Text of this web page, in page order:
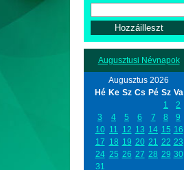
Augusztusi Névnapok
Augusztus 2026
Hé Ke Sz Cs Pé Sz Va
1
2
3
4 5 6 7 8
9
10 11 12 13 14 15 16
17 18 19 20 21 22 23
24 25 26 27 28 29 30
31